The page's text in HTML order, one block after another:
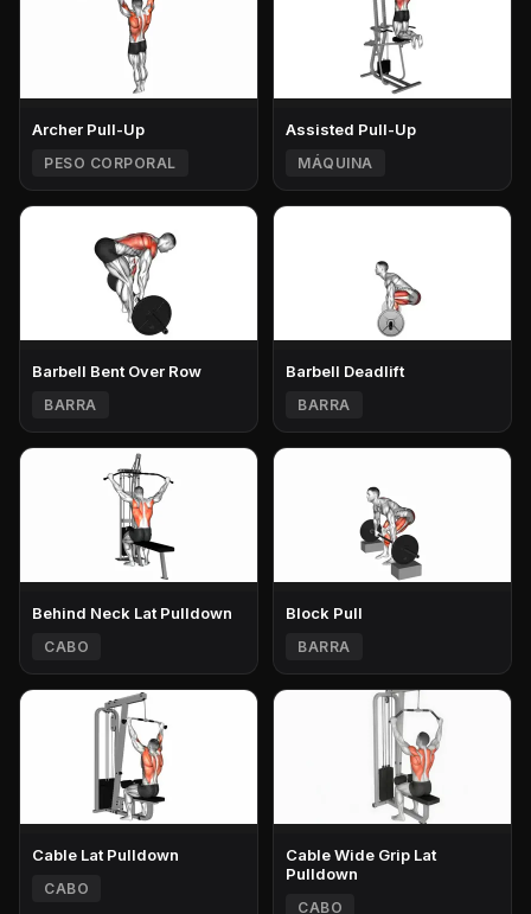
Archer Pull-Up
PESO CORPORAL
Assisted Pull-Up
MÁQUINA
Barbell Bent Over Row
BARRA
Barbell Deadlift
BARRA
Behind Neck Lat Pulldown
CABO
Block Pull
BARRA
Cable Lat Pulldown
CABO
Cable Wide Grip Lat
Pulldown
CABO